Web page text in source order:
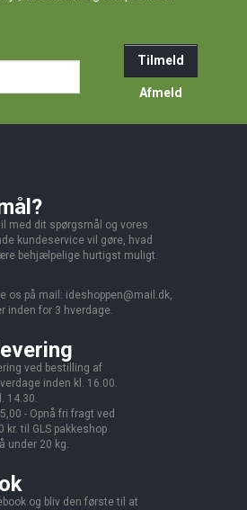
Tilmeld
Afmeld
med dit spørgsmål og vores
kundeservice vil gøre, hvad
behjælpelige hurtigst muligt.
os på mail: ideshoppen@mail.dk,
inden for 3 hverdage.
ved bestilling af
inden kl. 16.00.
14.30.
- Opnå fri fragt ved
kr. til GLS pakkeshop
under 20 kg.
og bliv den første til at